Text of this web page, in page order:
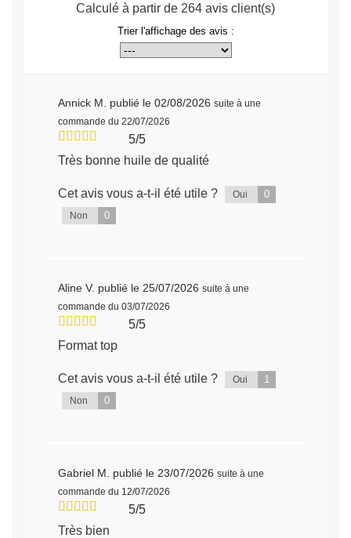
Calculé à partir de 264 avis client(s)
Trier l'affichage des avis :
Annick M. publié le 02/08/2026 suite à une
commande du 22/07/2026
5/5
Très bonne huile de qualité
Cet avis vous a-t-il été utile ? Oui 0
Non 0
Aline V. publié le 25/07/2026 suite à une
commande du 03/07/2026
5/5
Format top
Cet avis vous a-t-il été utile ? Oui 1
Non 0
Gabriel M. publié le 23/07/2026 suite à une
commande du 12/07/2026
5/5
Très bien